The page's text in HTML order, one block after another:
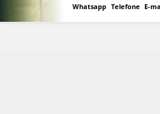
Whatsapp Telefone E-